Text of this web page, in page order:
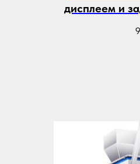
дисплеем и